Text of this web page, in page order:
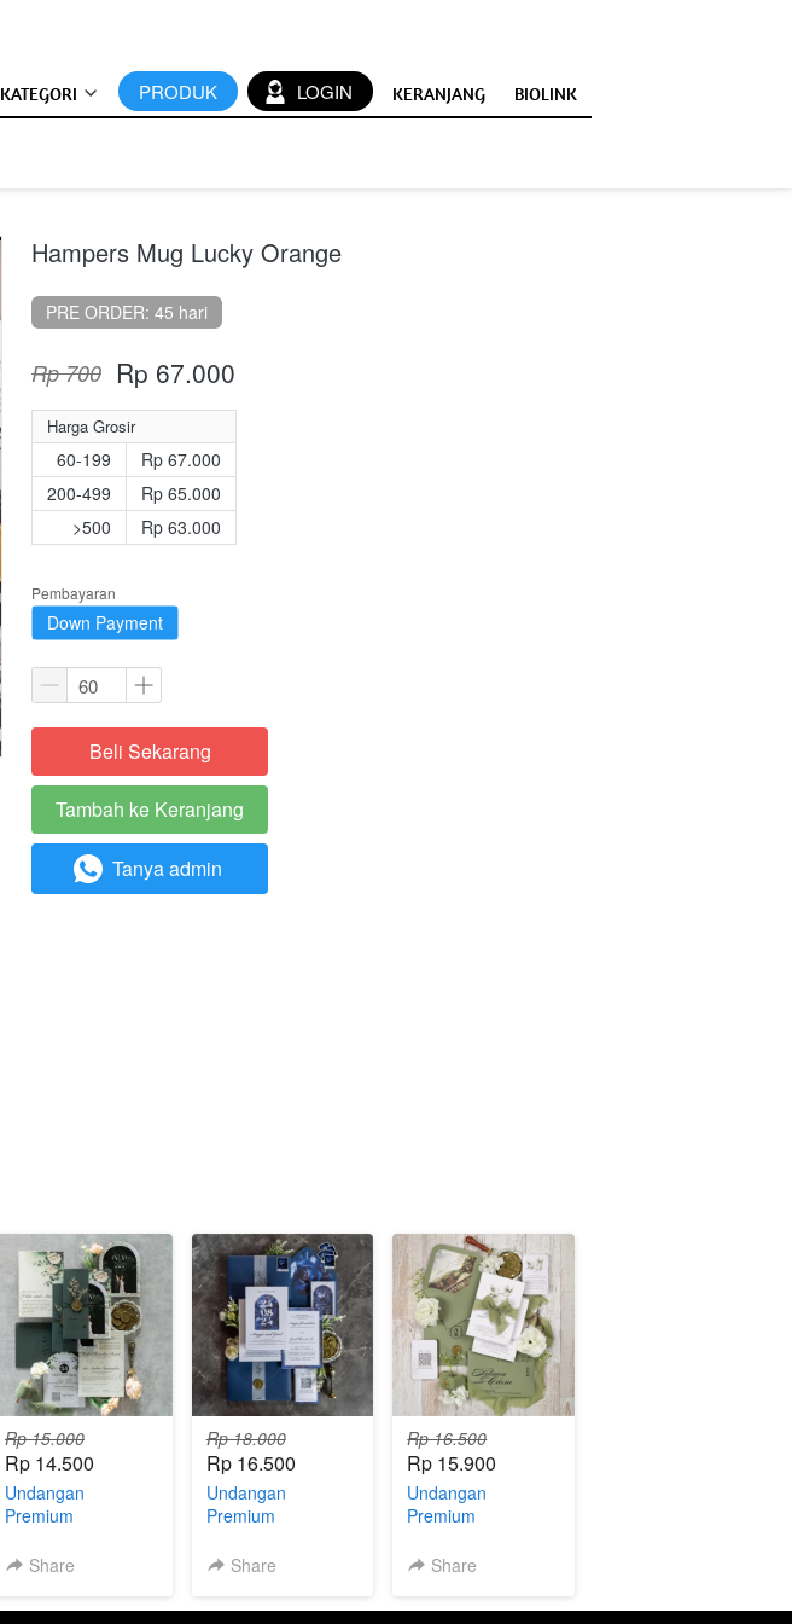
KATEGORI `PRODUK ` LOGIN KERANJANG BIOLINK
Hampers Mug Lucky Orange
PRE ORDER: 45 hari
Rp 700 Rp 67.000
Harga Grosir
60-199
200-499
>500
Rp 67.000
Rp 65.000
Rp 63.000
Pembayaran
Down Payment
`Beli Sekarang
`
Tambah ke Keranjang
` Tanya admin
Rp 15.000
Rp 14.500
Undangan
Premium
(H) Share
Rp 18.000
Rp 16.500
Undangan
Premium
(XH)Share
Rp 16.500
Rp 15.900
Undangan
Premium
(XH)Share